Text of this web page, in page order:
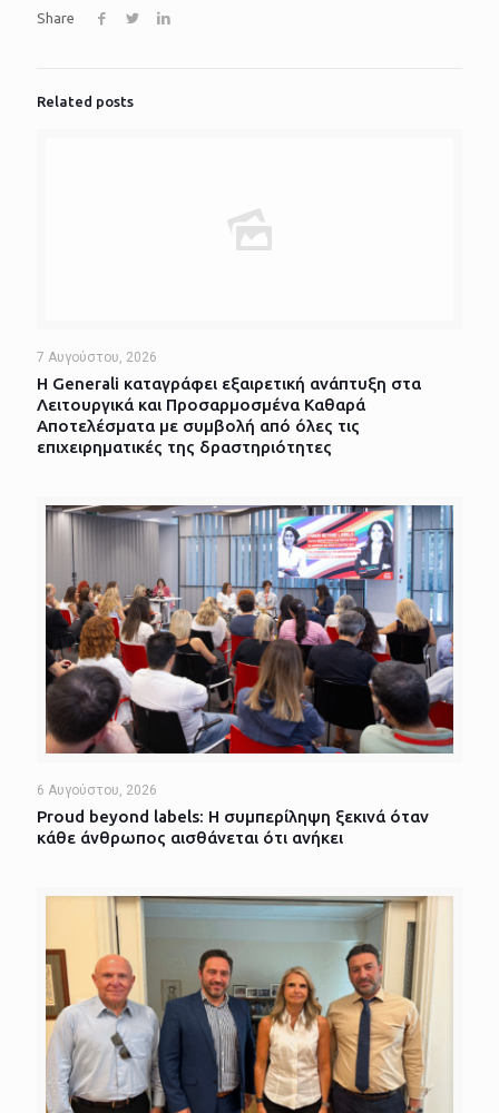
Share
Related posts
7 Αυγούστου, 2026
Η Generali καταγράφει εξαιρετική ανάπτυξη στα
Λειτουργικά και Προσαρμοσμένα Καθαρά
Αποτελέσματα με συμβολή από όλες τις
επιχειρηματικές της δραστηριότητες
6 Αυγούστου, 2026
Proud beyond labels: Η συμπερίληψη ξεκινά όταν
κάθε άνθρωπος αισθάνεται ότι ανήκει